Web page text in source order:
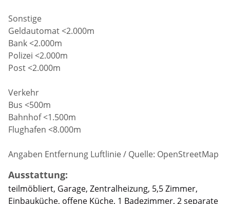
Sonstige
Geldautomat <2.000m
Bank <2.000m
Polizei <2.000m
Post <2.000m
Verkehr
Bus <500m
Bahnhof <1.500m
Flughafen <8.000m
Angaben Entfernung Luftlinie / Quelle: OpenStreetMap
Ausstattung:
teilmöbliert, Garage, Zentralheizung, 5,5 Zimmer,
Einbauküche, offene Küche, 1 Badezimmer, 2 separate